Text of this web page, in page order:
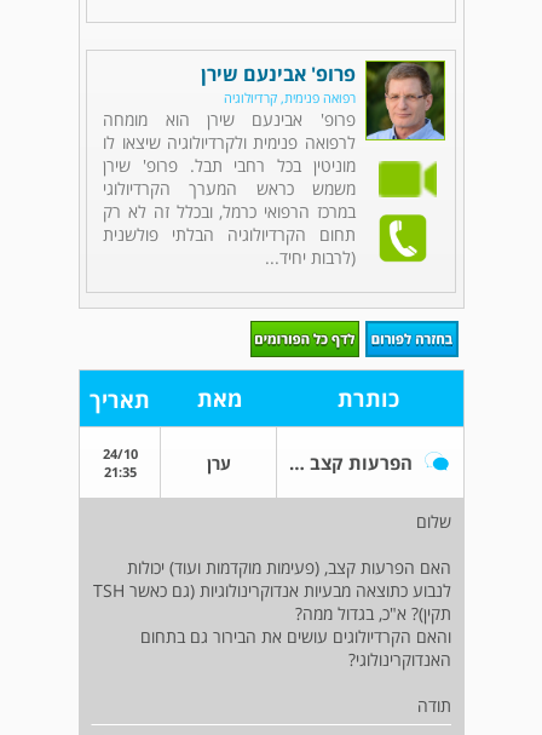
פרופ' אבינעם שירן
רפואה פנימית, קרדיולוגיה
פרופ' אבינעם שירן הוא מומחה
לרפואה פנימית ולקרדיולוגיה שיצאו לו
מוניטין בכל רחבי תבל. פרופ' שירן
משמש כראש המערך הקרדיולוגי
במרכז הרפואי כרמל, ובכלל זה לא רק
תחום הקרדיולוגיה הבלתי פולשנית
(לרבות יחיד...
כותרת מאת תאריך
הפרעות קצב ואנדוקרינולוגיה ערן
24/10
21:35
שלום
האם הפרעות קצב, (פעימות מוקדמות ועוד) יכולות
לנבוע כתוצאה מבעיות אנדוקרינולוגיות (גם כאשר TSH
תקין)? א"כ, בגדול ממה?
והאם הקרדיולוגים עושים את הבירור גם בתחום
האנדוקרינולוגי?
תודה